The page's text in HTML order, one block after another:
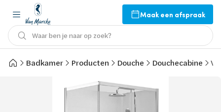
Maak een afspraak
Waar ben je naar op zoek?
Badkamer Producten Douche Douchecabine